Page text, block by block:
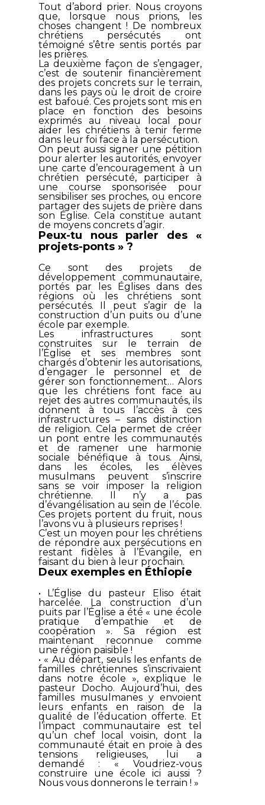
Tout d’abord prier. Nous croyons
que, lorsque nous prions, les
choses changent ! De nombreux
chrétiens persécutés ont
témoigné s’être sentis portés par
les prières.
La deuxième façon de s’engager,
c’est de soutenir financièrement
des projets concrets sur le terrain,
dans les pays où le droit de croire
est bafoué. Ces projets sont mis en
place en fonction des besoins
exprimés au niveau local pour
aider les chrétiens à tenir ferme
dans leur foi face à la persécution.
On peut aussi signer une pétition
pour alerter les autorités, envoyer
une carte d’encouragement à un
chrétien persécuté, participer à
une course sponsorisée pour
sensibiliser ses proches, ou encore
partager des sujets de prière dans
son Église. Cela constitue autant
de moyens concrets d’agir.
Peux-tu nous parler des «
projets-ponts » ?
Ce sont des projets de
développement communautaire,
portés par les Églises dans des
régions où les chrétiens sont
persécutés. Il peut s’agir de la
construction d’un puits ou d’une
école par exemple.
Les infrastructures sont
construites sur le terrain de
l’Église et ses membres sont
chargés d’obtenir les autorisations,
d’engager le personnel et de
gérer son fonctionnement… Alors
que les chrétiens font face au
rejet des autres communautés, ils
donnent à tous l’accès à ces
infrastructures – sans distinction
de religion. Cela permet de créer
un pont entre les communautés
et de ramener une harmonie
sociale bénéfique à tous. Ainsi,
dans les écoles, les élèves
musulmans peuvent s’inscrire
sans se voir imposer la religion
chrétienne. Il n’y a pas
d’évangélisation au sein de l’école.
Ces projets portent du fruit, nous
l’avons vu à plusieurs reprises !
C’est un moyen pour les chrétiens
de répondre aux persécutions en
restant fidèles à l’Évangile, en
faisant du bien à leur prochain.
Deux exemples en Éthiopie
• L’Église du pasteur Eliso était
harcelée. La construction d’un
puits par l’Église a été « une école
pratique d’empathie et de
coopération ». Sa région est
maintenant reconnue comme
une région paisible !
• « Au départ, seuls les enfants de
familles chrétiennes s’inscrivaient
dans notre école », explique le
pasteur Docho. Aujourd’hui, des
familles musulmanes y envoient
leurs enfants en raison de la
qualité de l’éducation offerte. Et
l’impact communautaire est tel
qu’un chef local voisin, dont la
communauté était en proie à des
tensions religieuses, lui a
demandé : « Voudriez-vous
construire une école ici aussi ?
Nous vous donnerons le terrain ! »